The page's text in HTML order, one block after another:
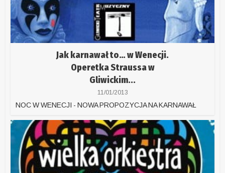
Jak karnawał to… w Wenecji.
Operetka Straussa w
Gliwickim...
11/01/2013
NOC W WENECJI - NOWA PROPOZYCJA NA KARNAWAŁ